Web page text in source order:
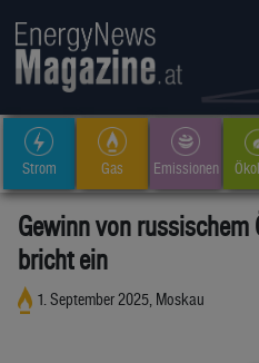
Strom Gas Emissionen
Gewinn von russischem
bricht ein
1. September 2025, Moskau